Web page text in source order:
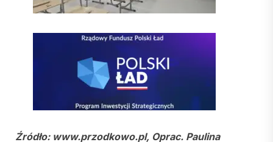
Źródło: www.przodkowo.pl, Oprac. Paulina